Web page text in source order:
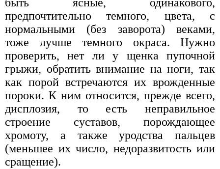
предпочтительно темного, цвета, с
нормальными (без заворота) веками,
тоже лучше темного окраса. Нужно
проверить, нет ли у щенка пупочной
грыжи, обратить внимание на ноги, так
как порой встречаются их врожденные
пороки. К ним относится, прежде всего,
дисплозия, то есть неправильное
строение суставов, порождающее
хромоту, а также уродства пальцев
(меньшее их число, недоразвитость или
сращение).